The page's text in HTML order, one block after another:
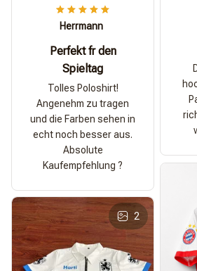
Herrmann
Perfekt fr den
Spieltag
Tolles Poloshirt!
Angenehm zu tragen
und die Farben sehen in
echt noch besser aus.
Absolute
Kaufempfehlung ?
2